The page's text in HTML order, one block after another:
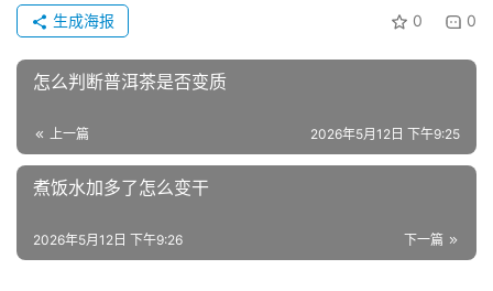
0 0
生成海报
怎么判断普洱茶是否变质
上一篇 2026年5月12日 下午9:25
煮饭水加多了怎么变干
下一篇
2026年5月12日 下午9:26